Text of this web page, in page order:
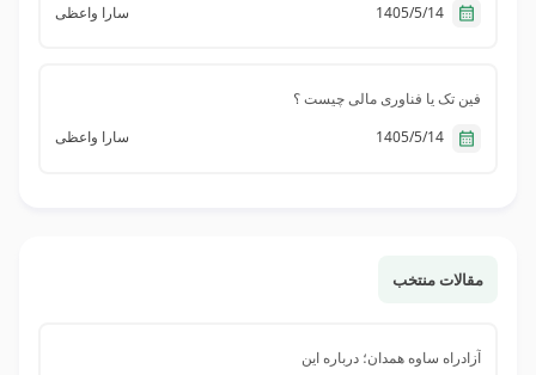
سارا واعظی
فین تک یا فناوری مالی چیست ؟
سارا واعظی
مقالات منتخب
آزادراه ساوه همدان؛ درباره این